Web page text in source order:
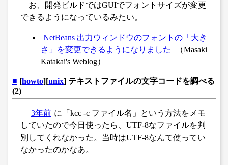
お、開発ビルドではGUIでフォントサイズが変更
できるようになっているみたい。
NetBeans 出力ウィンドウのフォントの「大き
さ」を変更できるようになりました
（Masaki
Katakai's Weblog）
■ [howto][unix] テキストファイルの文字コードを調べる
(2)
3年前 に「kcc -c ファイル名」という方法をメモ
していたので今日使ったら、UTF-8なファイルを判
別してくれなかった。当時はUTF-8なんて使ってい
なかったのかなあ。